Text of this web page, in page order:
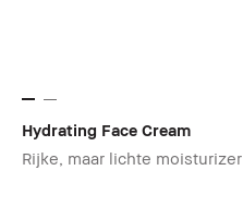
Hydrating Face Cream
Rijke, maar lichte moisturizer